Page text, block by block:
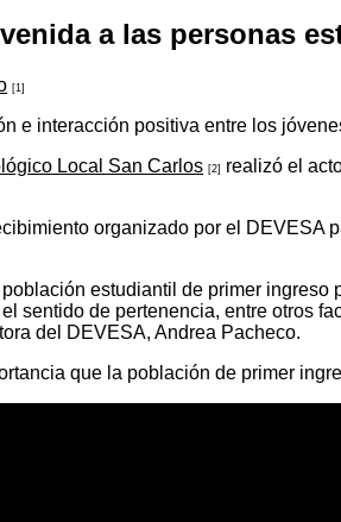
a las personas
[1]
e interacción positiva entre los
Local San Carlos [2]
realizó el
organizado por el
estudiantil de primer
sentido de pertenencia, entre otros
del DEVESA, Andrea Pacheco.
que la población de primer